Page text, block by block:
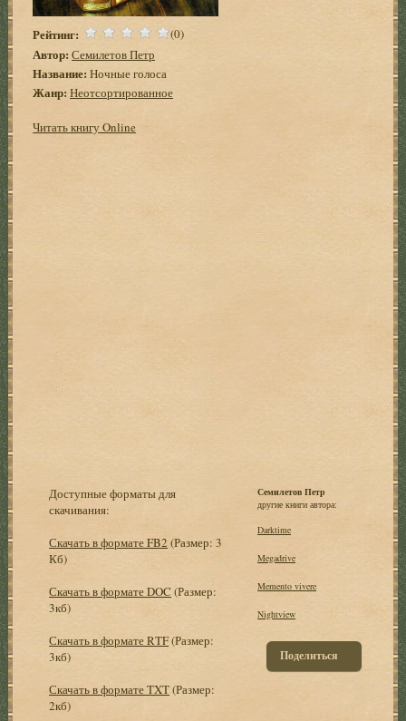
Рейтинг: (0)
Автор: Семилетов Петр
Название: Ночные голоса
Жанр: Неотсортированное
Читать книгу Online
Доступные форматы для
скачивания:
Скачать в формате FB2 (Размер: 3
Кб)
Скачать в формате DOC (Размер:
3кб)
Скачать в формате RTF(Размер:
3кб)
Скачать в формате TXT(Размер:
2кб)
Семилетов Петр
другие книги автора:
Darktime
Megadrive
Memento vivere
Nightview
Поделиться